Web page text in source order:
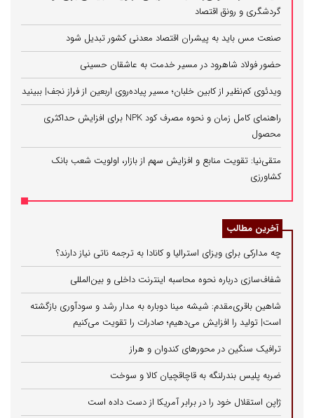
گردشگری و رونق اقتصاد
صنعت مس باید به پیشران اقتصاد معدنی کشور تبدیل شود
حضور فولاد شاهرود در مسیر خدمت به عاشقان حسینی
ویدئوی کم‌نظیر از کابین خلبان؛ مسیر پیاده‌روی اربعین از فراز نجف| ببینید
راهنمای کامل زمان و نحوه مصرف کود NPK برای افزایش حداکثری
محصول
متقی‌نیا: تقویت منابع و افزایش سهم از بازار، اولویت شعب بانک
کشاورزی
آخرین مطالب
چه مدارکی برای ویزای استرالیا و کانادا به ترجمه ناتی نیاز دارند؟
شفاف‌سازی درباره نحوه محاسبه اینترنت داخلی و بین‌المللی
شاهین باقری‌مقدم: شیشه مینا دوباره به مدار رشد و سودآوری بازگشته
است| تولید را افزایش می‌دهیم؛ صادرات را تقویت می‌کنیم
ترافیک سنگین در محورهای کندوان و هراز
ضربه پلیس بندرلنگه به قاچاقچیان کالا و سوخت
ژاپن استقلال خود را در برابر آمریکا از دست داده است